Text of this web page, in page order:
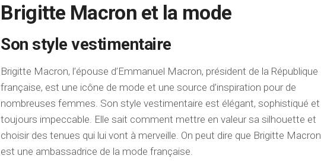
Brigitte Macron et la mode
Son style vestimentaire
Brigitte Macron, l’épouse d’Emmanuel Macron, président de la République
française, est une icône de mode et une source d’inspiration pour de
nombreuses femmes. Son style vestimentaire est élégant, sophistiqué et
toujours impeccable. Elle sait comment mettre en valeur sa silhouette et
choisir des tenues qui lui vont à merveille. On peut dire que Brigitte Macron
est une ambassadrice de la mode française.